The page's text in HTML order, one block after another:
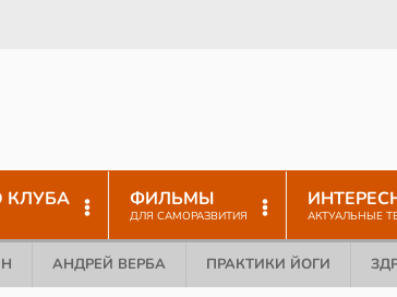
КЛУБА ФИЛЬМЫ
ДЛЯ САМОРАЗВИТИЯ АКТУАЛЬНЫЕ
АНДРЕЙ ВЕРБА ПРАКТИКИ ЙОГИ